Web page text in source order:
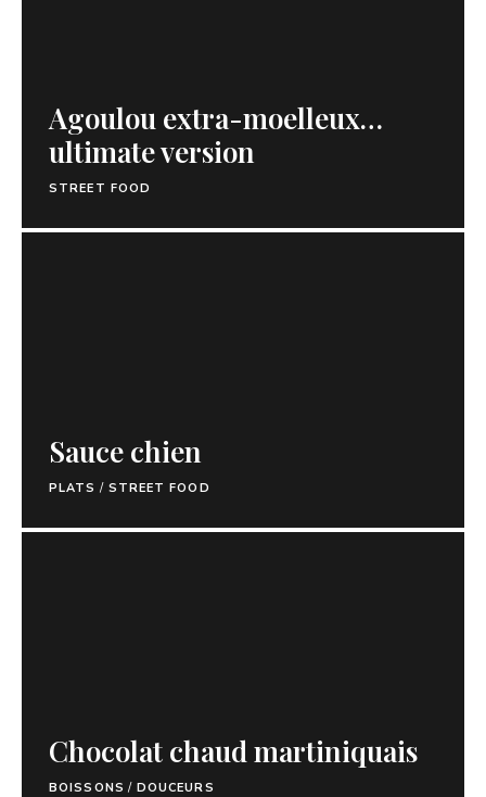
Agoulou extra-moelleux…
ultimate version
STREET FOOD
Sauce chien
PLATS / STREET FOOD
Chocolat chaud martiniquais
BOISSONS / DOUCEURS